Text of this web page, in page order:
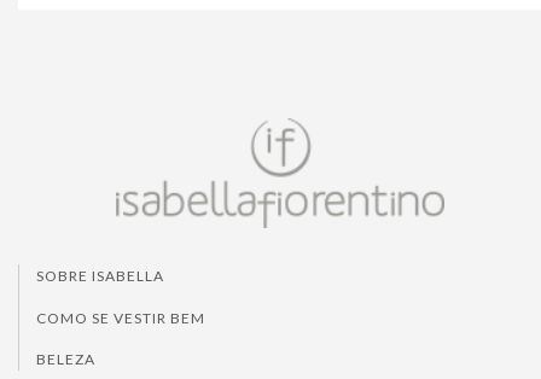
SOBRE ISABELLA
COMO SE VESTIR BEM
BELEZA